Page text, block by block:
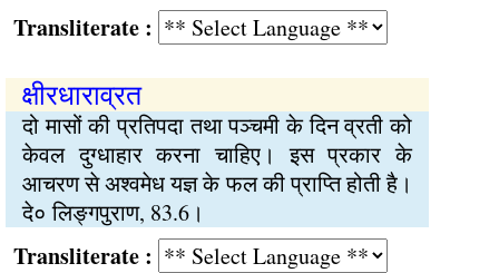
:
क्षीरधाराव्रत
दो मासों की प्रतिपदा तथा पञ्चमी के दिन व्रती को
केवल दुग्धाहार करना चाहिए। इस प्रकार के
आचरण से अश्वमेध यज्ञ के फल की प्राप्ति होती है।
दे० लिङ्गपुराण, 83.6।
: